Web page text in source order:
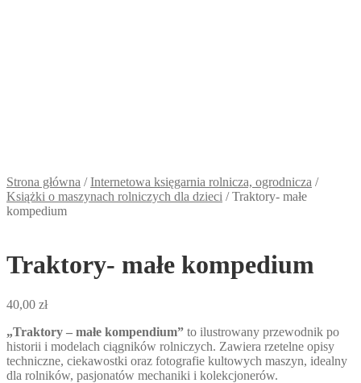
Strona główna /Internetowa księgarnia rolnicza, ogrodnicza /
Książki o maszynach rolniczych dla dzieci /Traktory- małe
kompedium
Traktory- małe kompedium
40,00 zł
„Traktory – małe kompendium” to ilustrowany przewodnik po
historii i modelach ciągników rolniczych. Zawiera rzetelne opisy
techniczne, ciekawostki oraz fotografie kultowych maszyn, idealny
dla rolników, pasjonatów mechaniki i kolekcjonerów.